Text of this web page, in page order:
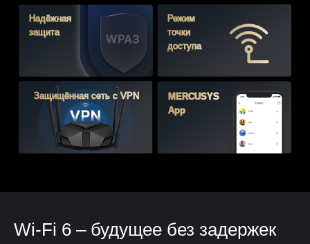
Надёжная
защита
Режим
точки
доступа
Защищённая сеть с VPN
MERCUSYS
App
Wi-Fi 6 – будущее без задержек